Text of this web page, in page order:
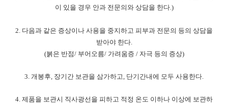
이 있을 경우 안과 전문의와 상담을 한다.)
2. 다음과 같은 증상이나 사용을 중지하고 피부과 전문의 등의 상담을
받아야 한다.
(붉은 반점/ 부어오름/ 가려움증 / 자극 등의 증상)
3. 개봉후, 장기간 보관을 삼가하고, 단기간내에 모두 사용한다.
4. 제품을 보관시 직사광선을 피하고 적정 온도 이하나 이상에 보관하